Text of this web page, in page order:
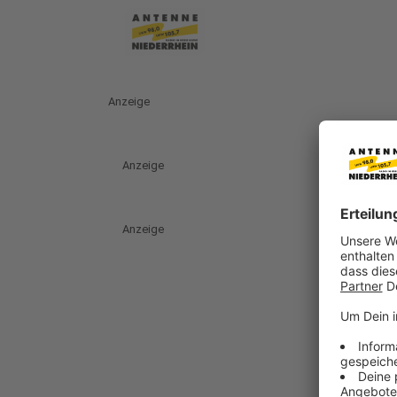
Anzeige
Anzeige
Anzeige